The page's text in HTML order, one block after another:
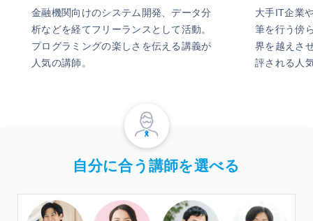
金融機関向けのシステム開発、データ分
析などを経てフリーランスとして活動。
プログラミングの楽しさを伝える講義が
人気の講師。
大手IT企業
筆を行う傍
界を越えさ
評される人
自分に合う講師を選べる